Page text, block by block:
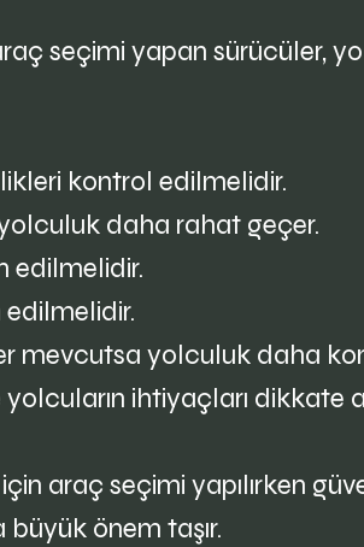
seçimi yapan sürücüler,
kontrol edilmelidir.
daha rahat geçer.
edilmelidir.
mevcutsa yolculuk daha
ihtiyaçları dikkate
araç seçimi yapılırken
önem taşır.